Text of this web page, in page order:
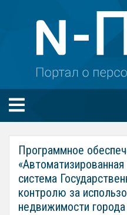
Программное
система
контролю за
недвижимости